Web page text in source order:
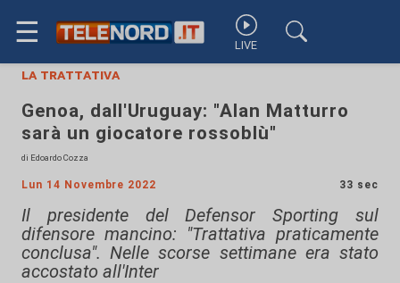
☰ LIVE
la trattativa
Genoa, dall'Uruguay: "Alan Matturro
sarà un giocatore rossoblù"
di Edoardo Cozza
Lun 14 Novembre 2022 33 sec
Il presidente del Defensor Sporting sul
difensore mancino: "Trattativa praticamente
conclusa". Nelle scorse settimane era stato
accostato all'Inter